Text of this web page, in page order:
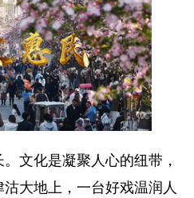
化是凝聚人心的纽带，
大地上，一台好戏温润人